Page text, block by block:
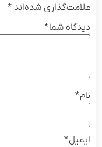
علامت‌گذاری شده‌اند*
دیدگاه شما*
نام*
ایمیل*